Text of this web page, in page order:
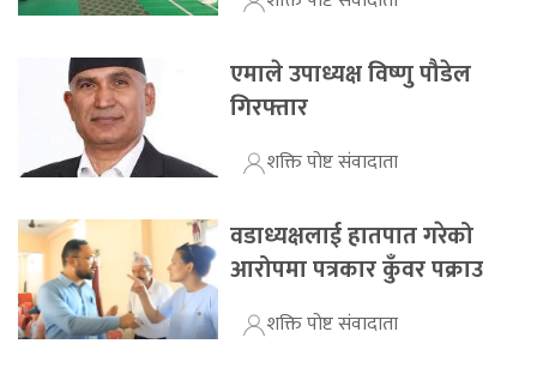
एमाले उपाध्यक्ष विष्णु पौडेल
गिरफ्तार
शक्ति पोष्ट संवादाता
वडाध्यक्षलाई हातपात गरेको
आरोपमा पत्रकार कुँवर पक्राउ
शक्ति पोष्ट संवादाता